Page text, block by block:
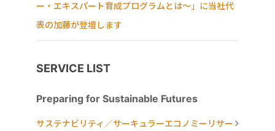
ー・エキスパート育成プログラムとは～」に当社代
表の加藤が登壇します
SERVICE LIST
Preparing for Sustainable Futures
サステナビリティ／サーキュラーエコノミーリサー